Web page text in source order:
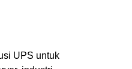
Solusi Pendidikan
UPS untuk